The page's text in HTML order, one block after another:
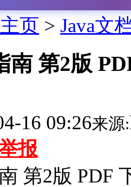
主页 > Java文
南 第2版
16 09:26来源:
报
第2版 PDF